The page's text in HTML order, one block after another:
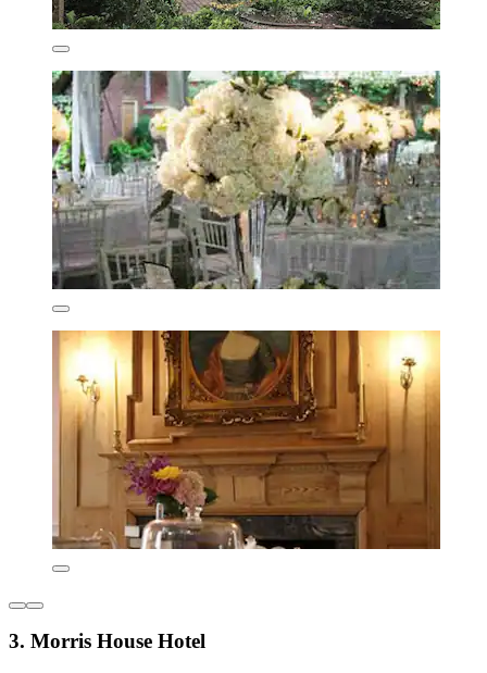
3. Morris House Hotel